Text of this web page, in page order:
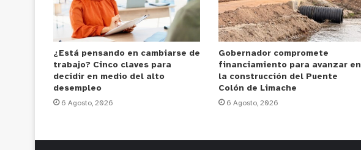
¿Está pensando en cambiarse de
trabajo? Cinco claves para
decidir en medio del alto
desempleo
6 Agosto, 2026
Gobernador compromete
financiamiento para avanzar en
la construcción del Puente
Colón de Limache
6 Agosto, 2026